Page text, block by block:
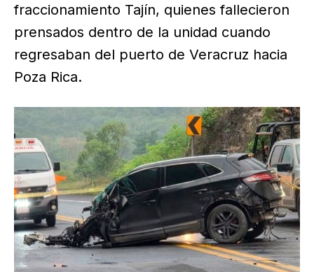
fraccionamiento Tajín, quienes fallecieron
prensados dentro de la unidad cuando
regresaban del puerto de Veracruz hacia
Poza Rica.